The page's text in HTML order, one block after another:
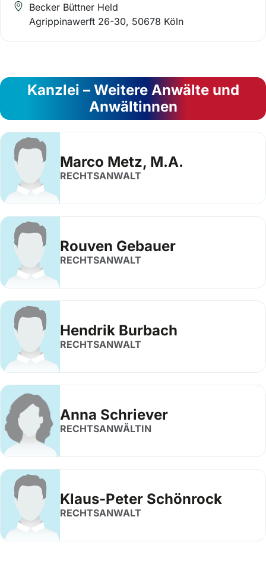
Becker Büttner Held
Agrippinawerft 26-30, 50678 Köln
Kanzlei – Weitere Anwälte und
Anwältinnen
Marco Metz, M.A.
RECHTSANWALT
Rouven Gebauer
RECHTSANWALT
Hendrik Burbach
RECHTSANWALT
Anna Schriever
RECHTSANWÄLTIN
Klaus-Peter Schönrock
RECHTSANWALT